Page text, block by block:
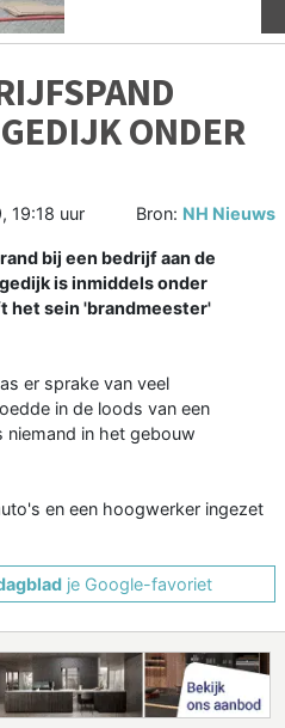
ONDER
19:18 uur Bron: NH Nieuws
bij een bedrijf aan de
is inmiddels onder
het sein 'brandmeester'
er sprake van veel
in de loods van een
niemand in het gebouw
en een hoogwerker ingezet
je Google-favoriet